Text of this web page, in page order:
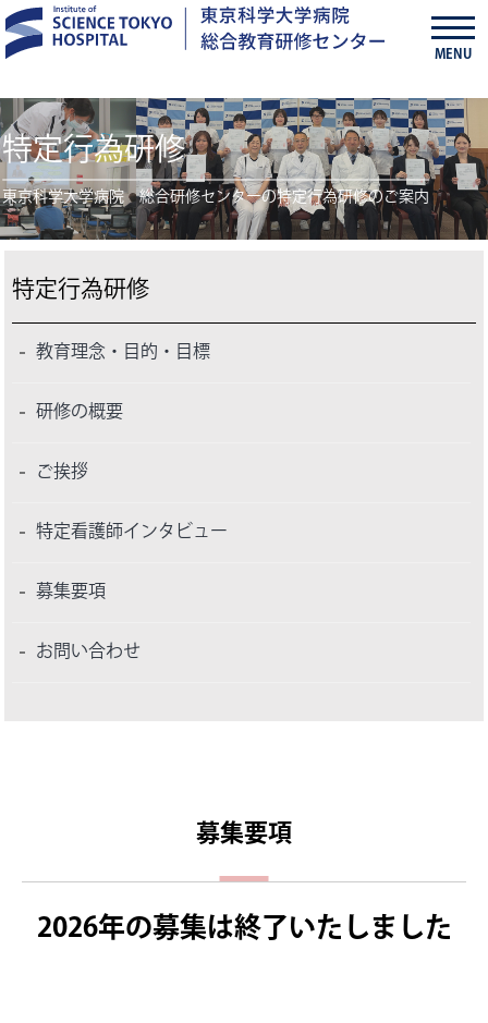
MENU
特定行為研修
東京科学大学病院 総合研修センターの特定行為研修のご案内
特定行為研修
教育理念・目的・目標
研修の概要
ご挨拶
特定看護師インタビュー
募集要項
お問い合わせ
募集要項
2026年の募集は終了いたしました